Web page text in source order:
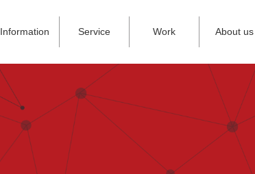
Information Service Work About us